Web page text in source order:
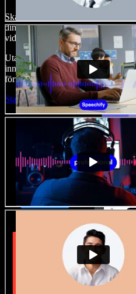
Skapa voiceovers, lägg till
din röst och sätt ihop kompletta,
videoprojekt.
Utan inlärningskurva och med allt
innehållsskapare kasta av sig
förverkliga alla sina kreativa idéer.
Starta Studio